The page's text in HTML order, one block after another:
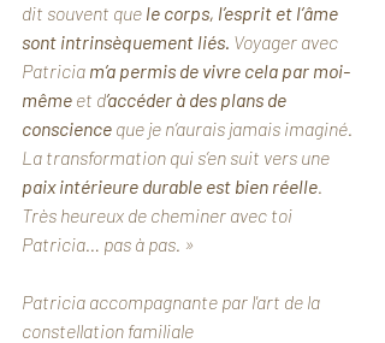
dit souvent que le corps, l’esprit et l’âme
sont intrinsèquement liés. Voyager avec
Patricia m’a permis de vivre cela par moi-
même et d’accéder à des plans de
conscience que je n’aurais jamais imaginé.
La transformation qui s’en suit vers une
paix intérieure durable est bien réelle.
Très heureux de cheminer avec toi
Patricia… pas à pas. »
Patricia accompagnante par l'art de la
constellation familiale